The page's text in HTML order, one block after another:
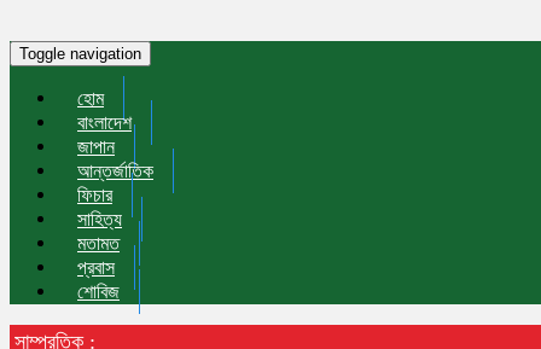
Toggle navigation
হোম
বাংলাদেশ
জাপান
আন্তর্জাতিক
ফিচার
সাহিত্য
মতামত
প্রবাস
শোবিজ
সাম্প্রতিক :